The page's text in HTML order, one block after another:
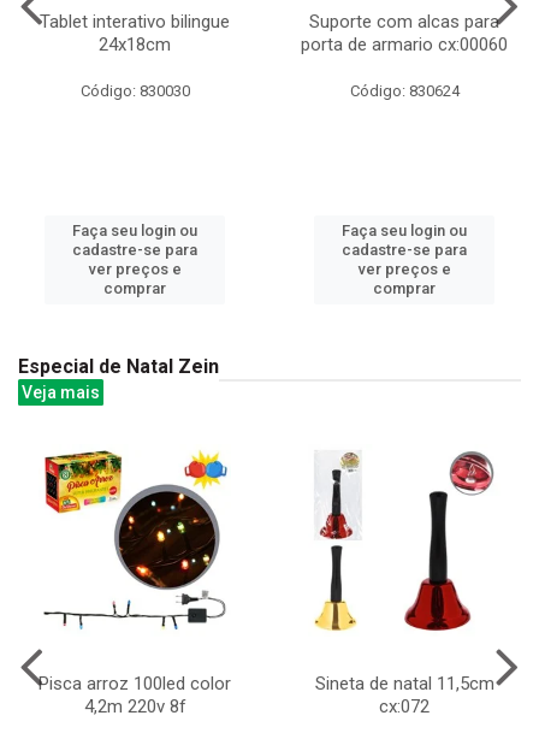
Tablet interativo bilingue
24x18cm
Código: 830030
Faça seu login ou
cadastre-se para
ver preços e
comprar
Suporte com alcas para
porta de armario cx:00060
Código: 830624
Faça seu login ou
cadastre-se para
ver preços e
comprar
Especial de Natal Zein
Veja mais
Pisca arroz 100led color
4,2m 220v 8f
Sineta de natal 11,5cm
cx:072